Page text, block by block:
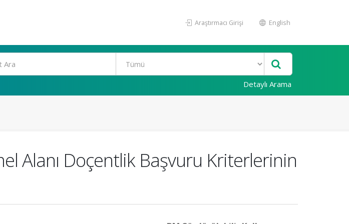
Araştırmacı Girişi English
Detaylı Arama
Alanı Doçentlik Başvuru Kriterlerinin